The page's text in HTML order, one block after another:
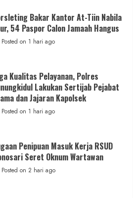
Bakar Kantor At-Tiin Nabila
54 Paspor Calon Jamaah Hangus
Posted on 1 hari ago
Kualitas Pelayanan, Polres
Lakukan Sertijab Pejabat
dan Jajaran Kapolsek
Posted on 1 hari ago
Penipuan Masuk Kerja RSUD
Seret Oknum Wartawan
Posted on 2 hari ago